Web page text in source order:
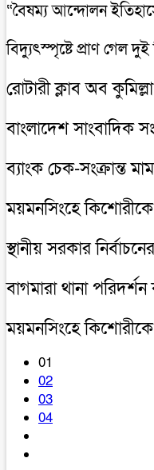
“বৈষম্য আন্দোলন
বিদ্যুৎস্পৃষ্টে প্রাণ গেল
রোটারী ক্লাব অব
বাংলাদেশ সাংবাদিক
ব্যাংক চেক-সংক্রান্ত
ময়মনসিংহে কিশোরীকে
স্থানীয় সরকার
বাগমারা থানা
ময়মনসিংহে কিশোরীকে
01
02
03
04